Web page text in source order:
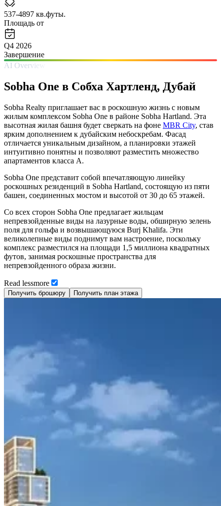
537-4897 кв.футы.
Площадь от
Q4 2026
Завершение
AI Overview
Sobha One в Собха Хартленд, Дубай
Sobha Realty приглашает вас в роскошную жизнь с новым
жилым комплексом Sobha One в районе Sobha Hartland. Эта
высотная жилая башня будет сверкать на фоне MBR City, став
ярким дополнением к дубайским небоскребам. Фасад
отличается уникальным дизайном, а планировки этажей
интуитивно понятны и позволяют разместить множество
апартаментов класса А.
Sobha One представит собой впечатляющую линейку
роскошных резиденций в Sobha Hartland, состоящую из пяти
башен, соединенных мостом и высотой от 30 до 65 этажей.
Со всех сторон Sobha One предлагает жильцам
непревзойденные виды на лазурные воды, обширную зелень
поля для гольфа и возвышающуюся Burj Khalifa. Эти
великолепные виды поднимут вам настроение, поскольку
комплекс разместился на площади 1,5 миллиона квадратных
футов, занимая роскошные пространства для
непревзойденного образа жизни.
Read lessmore
Получить брошюру Получить план этажа